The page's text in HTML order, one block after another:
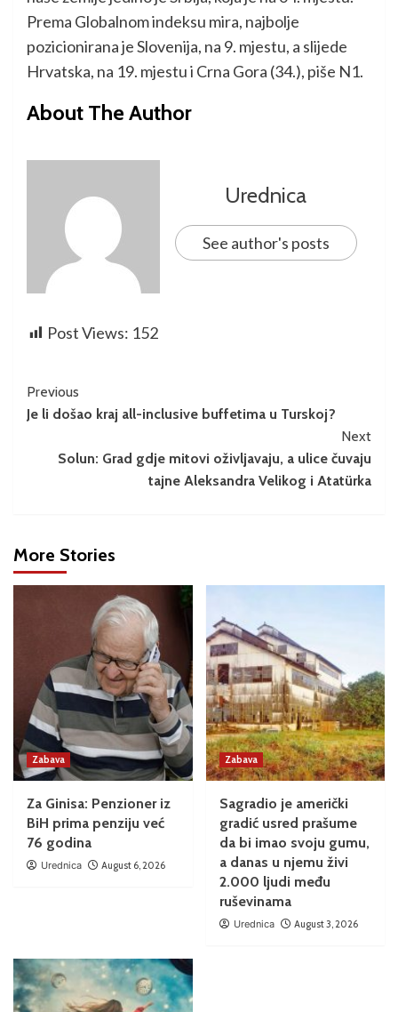
Prema Globalnom indeksu mira, najbolje
pozicionirana je Slovenija, na 9. mjestu, a slijede
Hrvatska, na 19. mjestu i Crna Gora (34.), piše N1.
About The Author
Urednica
See author's posts
Post Views: 152
Previous
Je li došao kraj all-inclusive buffetima u Turskoj?
Next
Solun: Grad gdje mitovi oživljavaju, a ulice čuvaju
tajne Aleksandra Velikog i Atatürka
More Stories
Zabava
Za Ginisa: Penzioner iz
BiH prima penziju već
76 godina
Urednica August 6, 2026
Zabava
Sagradio je američki
gradić usred prašume
da bi imao svoju gumu,
a danas u njemu živi
2.000 ljudi među
ruševinama
Urednica August 3, 2026